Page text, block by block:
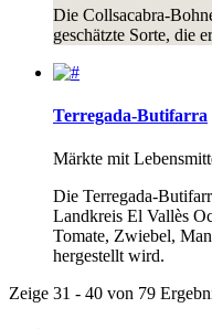
Die Collsacabra-
geschätzte Sorte, die
Terregada-Butifarra
Märkte mit
Die Terregada-
Landkreis El Vallès
Tomate, Zwiebel,
hergestellt wird.
Zeige 31 - 40 von 79